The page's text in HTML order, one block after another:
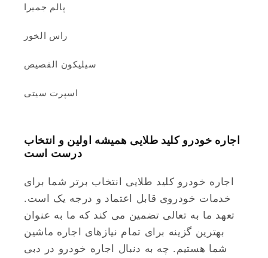
پالم جمیرا
راس الخور
سیلیکون القصیص
اسپرت سیتی
اجاره خودرو کلید طلایی همیشه اولین و انتخاب
درست است
اجاره خودرو کلید طلایی انتخاب برتر شما برای
خدمات خودروی قابل اعتماد و درجه یک است.
تعهد ما به تعالی تضمین می کند که ما به عنوان
بهترین گزینه برای تمام نیازهای اجاره ماشین
شما هستیم. چه به دنبال اجاره خودرو در دبی